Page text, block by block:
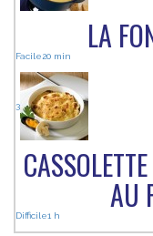
LA
Facile20 min
3
AU
Difficile1 h